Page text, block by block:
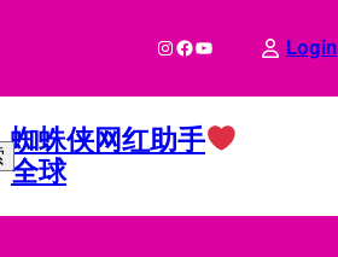
InstagramFacebook YouTube Login
蜘蛛侠网红助手
全球